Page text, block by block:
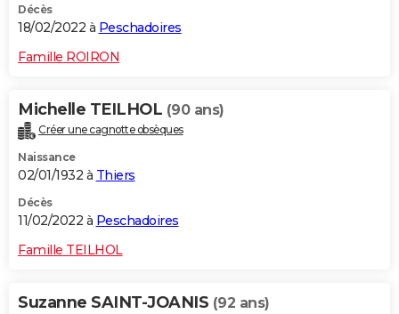
Décès
18/02/2022 à Peschadoires
Famille ROIRON
Michelle TEILHOL (90 ans)
Créer une cagnotte obsèques
Naissance
02/01/1932 à Thiers
Décès
11/02/2022 à Peschadoires
Famille TEILHOL
Suzanne SAINT-JOANIS (92 ans)